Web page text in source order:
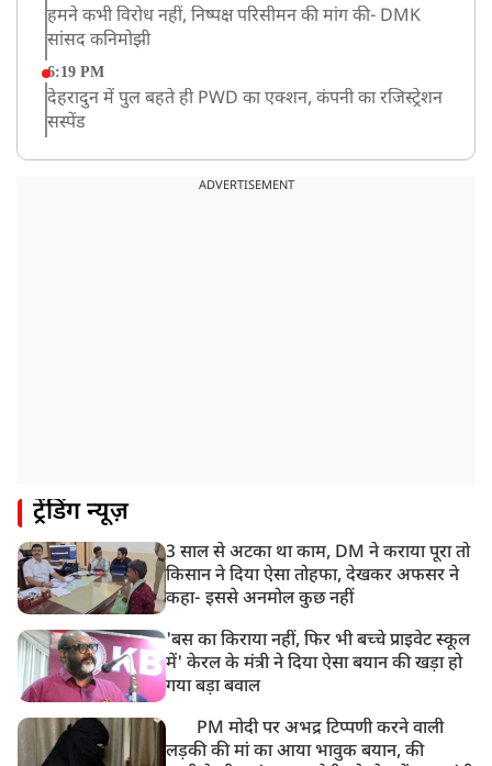
हमने कभी विरोध नहीं, निष्पक्ष परिसीमन की मांग की- DMK
सांसद कनिमोझी
6:19 PM
देहरादुन में पुल बहते ही PWD का एक्शन, कंपनी का रजिस्ट्रेशन
सस्पेंड
खराब मौसम की चेतावनी के कारण अमरनाथ यात्रा स्थगित
असम बाढ़: 13 जिलों में 15 लाख से ज्यादा लोग प्रभावित, मृतकों
10:21 AM
हिमाचल के चंबा में बड़ा सड़क हादसा, 7 यात्रियों की मौत; 11
घायल
ADVERTISEMENT
ट्रेंडिंग न्यूज़
3 साल से अटका था काम, DM ने कराया पूरा तो
किसान ने दिया ऐसा तोहफा, देखकर अफसर ने
कहा- इससे अनमोल कुछ नहीं
'बस का किराया नहीं, फिर भी बच्चे प्राइवेट स्कूल
में' केरल के मंत्री ने दिया ऐसा बयान की खड़ा हो
गया बड़ा बवाल
PM मोदी पर अभद्र टिप्पणी करने वाली
लड़की की मां का आया भावुक बयान, की